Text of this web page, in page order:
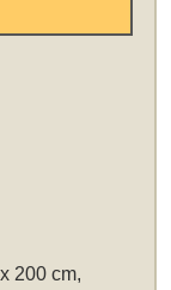
200 cm,